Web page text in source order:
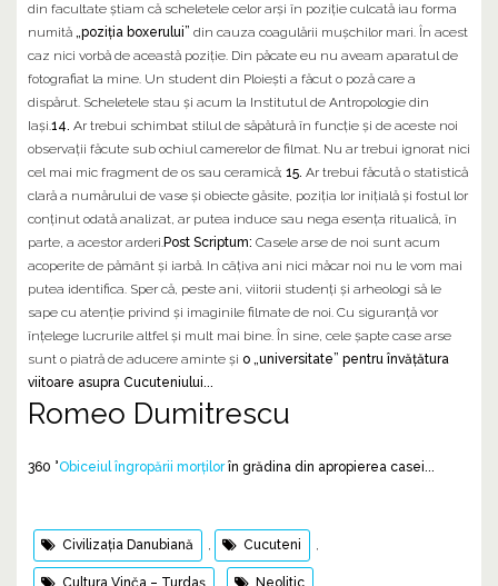
din facultate ştiam că scheletele celor arşi în poziţie culcată iau forma
numită „poziţia boxerului” din cauza coagulării muşchilor mari. În acest
caz nici vorbă de această poziţie. Din păcate eu nu aveam aparatul de
fotografiat la mine. Un student din Ploieşti a făcut o poză care a
dispărut. Scheletele stau şi acum la Institutul de Antropologie din
Iaşi.14. Ar trebui schimbat stilul de săpătură în funcţie şi de aceste noi
observaţii făcute sub ochiul camerelor de filmat. Nu ar trebui ignorat nici
cel mai mic fragment de os sau ceramică; 15. Ar trebui făcută o statistică
clară a numărului de vase şi obiecte găsite, poziţia lor iniţială şi fostul lor
conţinut odată analizat, ar putea induce sau nega esenţa ritualică, în
parte, a acestor arderi.Post Scriptum: Casele arse de noi sunt acum
acoperite de pământ şi iarbă. In câţiva ani nici măcar noi nu le vom mai
putea identifica. Sper că, peste ani, viitorii studenţi şi arheologi să le
sape cu atenţie privind şi imaginile filmate de noi. Cu siguranţă vor
înţelege lucrurile altfel şi mult mai bine. În sine, cele şapte case arse
sunt o piatră de aducere aminte şi o „universitate” pentru învăţătura
viitoare asupra Cucuteniului...
Romeo Dumitrescu
360 °Obiceiul îngropării morțilorîn grădina din apropierea casei...
Civilizația Danubiană , Cucuteni ,